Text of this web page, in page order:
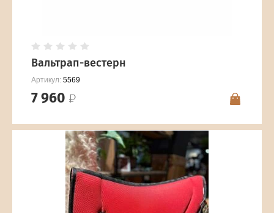
Вальтрап-вестерн
Артикул: 5569
7 960